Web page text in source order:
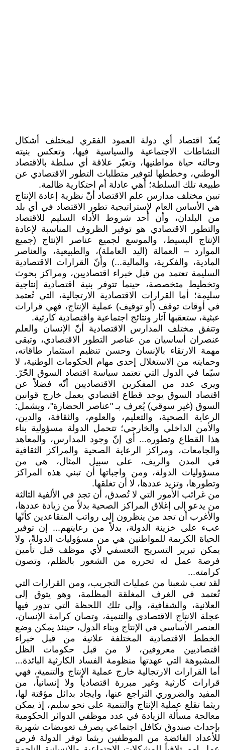
يُعدّ اقتصاد أي دولة العمود الفقري لمختلف أشكال
النشاطات الاجتماعية والسياسية فيها، وتعكس بنيته
وحالته حياة مواطنيها، وتعبّر علاقة أي سلطة بالاقتصاد
الوطني، وخططها لتوفير متطلبات التطور الاقتصادي عن
طبيعة تلك السلطة؛ أهي عادلة أم احتكارية ظالمة.
تبين مختلف مدارس علم الاقتصاد أنّ نظرية إعادة الإنتاج
هي الأساس العام لإستراتيجية تطور الاقتصاد في أي بلد
من البلدان، وأن أحد شروط الأداء السليم للاقتصاد
والتطور الاقتصادي هو توفير الظروف المناسبة لإعادة
الإنتاج البسيط، والموسع لجميع عناصر الإنتاج (جميع
الموارد – العمالة (اليد العاملة)، والطبيعية، والعناصر
المادية، والفكرية، والمالية...) وأنّ القرارات الاقتصادية
السليمة تعتمد من قبل خبراء اقتصاديين، ومراكز بحوث
وتخطيط متخصصة، حينما تتوفر بنية اقتصادية إنتاجية
سليمة؛ أما القرارات الاقتصادية الارتجالية، التي تُعتمد
في أوقات توقف (أو توقيف) عملية الإنتاج، فهي قرارات
عبثية، ستعقبها آثار ونتائج اجتماعية واقتصادية كارثية.
وتتفق مختلف المدارس الاقتصادية أنّ الإنسان والعلم
عنصران أساسيان من عناصر التطور الاقتصادي، وتبقى
مهمة الارتقاء بالإنسان وحسن تنظيم استثمار طاقاته،
وحمايته من الاستغلال إحدى مهام الحكومات الوطنية، لا
سيّما في الدول التي تعتمد سياسة اقتصاد السوق الحّرّ.
ويرى عدد من المفكرين الاقتصاديين أنّه فضلاً عن
اقتصاد السوق يوجد قطاع اقتصادي يعمل خارج قوانين
السوق (غير سوقي) يُعرف بـ "عناصر الحضارة"، ويشمل:
الرعاية الصحية، والتعليم، والعلوم، والثقافة، والدين،
والأمن الداخلي والخارجي؛ تتحمل الدولة مسؤولية بناء
هذا القطاع وتطوره... أي إنّ وجود المدارس، والمعاهد
والجامعات، ومراكز الرعاية الصحية والمراكز الثقافية
في المدن والريف، على سبيل المثال، هي من
مسؤوليات الدولة، ومن واجباتها أن تبني هذه المراكز
وتطورها، وتزيد عددها، لا أن تغلقها.
من غرائب الأمور التي لا تُصدق، أن تجد في الألفية الثالثة
من يدعو إلى إغلاق المراكز الصحية بدلاً من زيادة عددها،
والأغرب أن تجد من ينظرون إلى رواتب المتقاعدين كأنّها
عبء على خزينة الدولة، بدلاً من رعايتهم... إن توفير
الحياة الكريمة للمواطنين هي من مسؤوليات الدولةً، ولا
يمكن تبرير التسريح التعسفي لأي موظف قبل تأمين
فرصة عمل له تحرره من الشعور بالظلم، وتصون
كرامته...
لقد تعب شعبنا من عمليات التجريب، ومن القرارات التي
تُعتمد في الغرف المغلقة المظلمة، وهو يتوق إلى
العلانية، والشفافية، وإلى تلك اللحظة التي تدور فيها
عجلة الانتاج الاقتصادي والتنمية، وتصان كرامة الإنسان،
العنصر الأساسي في الإنتاج وبناء الدول، حينئذ يمكن وضع
الخطط الاقتصادية المختلفة علانية من قبل خبراء
اقتصاديين معروفين، لا من قبل حكومات الظل
المشبوهة التي عهدتها منظومة الفساد الكارثية البائدة...
أما القرارات الارتجالية خارج عملية الإنتاج والتنمية، فهي
قرارات كارثية وغير مبررة اقتصادياً ولا إنسانياً، من
المفيد والضروري التراجع عنها، وايجاد بدائل مؤقتة لها،
ريثما تقلع عملية الإنتاج والتنمية على نحو سليم، إذ يمكن
معالجة مسألة الزيادة في عدد موظفي الدوائر الحكومية
بإحداث صندوق تكافل اجتماعي يصرف تعويضات شهرية
للأعداد الفائضة من الموظفين ريثما توفر الدولة فرص